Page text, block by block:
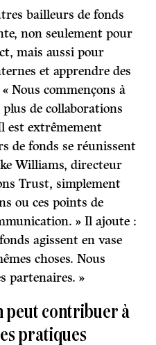
bailleurs de fonds
non seulement pour
mais aussi pour
et apprendre des
Nous commençons à
de collaborations
est extrêmement
de fonds se réunissent
Williams, directeur
Trust, simplement
ou ces points de
» Il ajoute :
agissent en vase
choses. Nous
partenaires. »
peut contribuer à
pratiques